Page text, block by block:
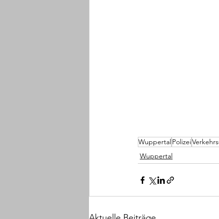
Wuppertal Polizei
Wuppertal